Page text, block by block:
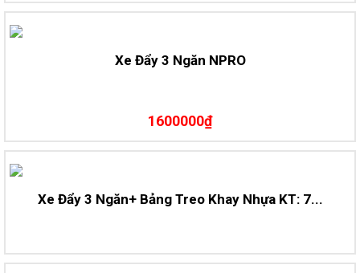
Xe Đẩy 3 Ngăn NPRO
1600000₫
Xe Đẩy 3 Ngăn+ Bảng Treo Khay Nhựa KT: 7...